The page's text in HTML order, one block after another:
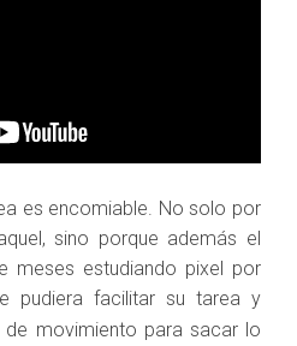
es encomiable. No solo por
sino porque además el
meses estudiando pixel por
pudiera facilitar su tarea y
de movimiento para sacar lo